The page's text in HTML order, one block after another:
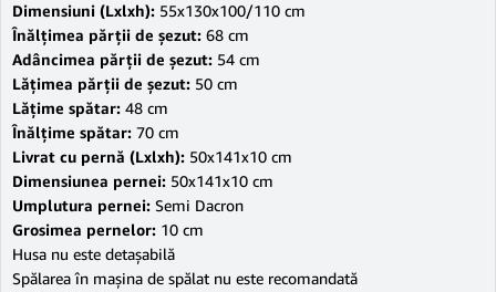
Dimensiuni (Lxlxh): 55x130x100/110 cm
Înălţimea părţii de şezut: 68 cm
Adâncimea părţii de şezut: 54 cm
Lăţimea părţii de şezut: 50 cm
Lăţime spătar: 48 cm
Înălţime spătar: 70 cm
Livrat cu pernă (Lxlxh): 50x141x10 cm
Dimensiunea pernei: 50x141x10 cm
Umplutura pernei: Semi Dacron
Grosimea pernelor: 10 cm
Husa nu este detaşabilă
Spălarea în maşina de spălat nu este recomandată